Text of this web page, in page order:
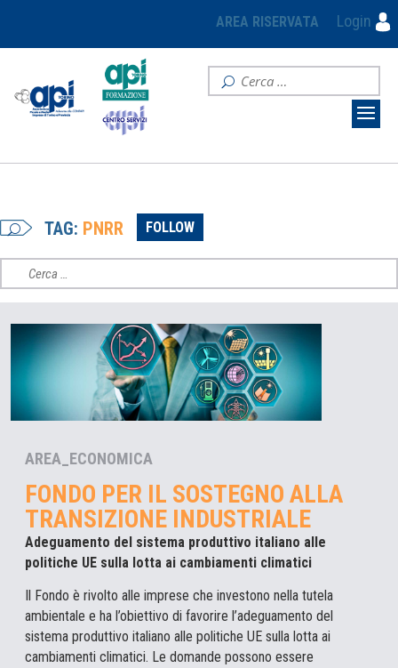
AREA RISERVATA Login
TAG: PNRR FOLLOW
AREA_ECONOMICA
FONDO PER IL SOSTEGNO ALLA
TRANSIZIONE INDUSTRIALE
Adeguamento del sistema produttivo italiano alle
politiche UE sulla lotta ai cambiamenti climatici
Il Fondo è rivolto alle imprese che investono nella tutela
ambientale e ha l’obiettivo di favorire l’adeguamento del
sistema produttivo italiano alle politiche UE sulla lotta ai
cambiamenti climatici. Le domande possono essere